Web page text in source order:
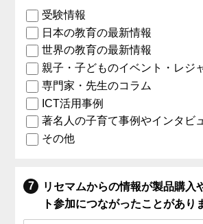
受験情報
日本の教育の最新情報
世界の教育の最新情報
親子・子どものイベント・レジ
専門家・先生のコラム
ICT活用事例
著名人の子育て事例やインタビ
その他
リセマムからの情報が製品購入
ト参加につながったことがあり